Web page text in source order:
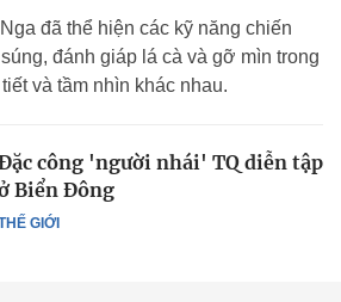
đã thể hiện các kỹ năng chiến
đánh giáp lá cà và gỡ mìn trong
và tầm nhìn khác nhau.
GIỚI
công 'người nhái' TQ diễn tập
Biển Đông